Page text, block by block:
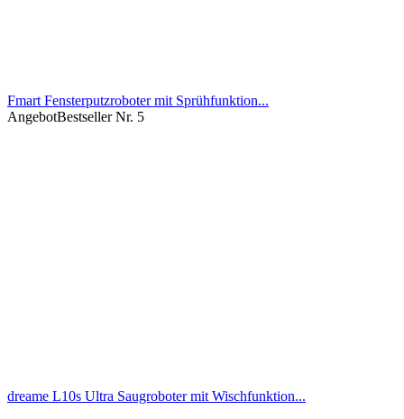
Fmart Fensterputzroboter mit Sprühfunktion...
AngebotBestseller Nr. 5
dreame L10s Ultra Saugroboter mit Wischfunktion...